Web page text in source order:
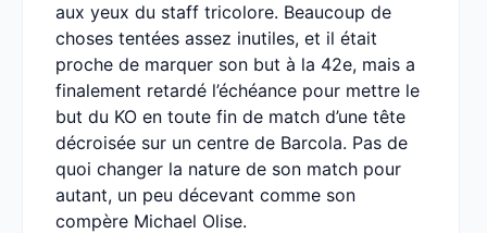
aux yeux du staff tricolore. Beaucoup de
choses tentées assez inutiles, et il était
proche de marquer son but à la 42e, mais a
finalement retardé l’échéance pour mettre le
but du KO en toute fin de match d’une tête
décroisée sur un centre de Barcola. Pas de
quoi changer la nature de son match pour
autant, un peu décevant comme son
compère Michael Olise.